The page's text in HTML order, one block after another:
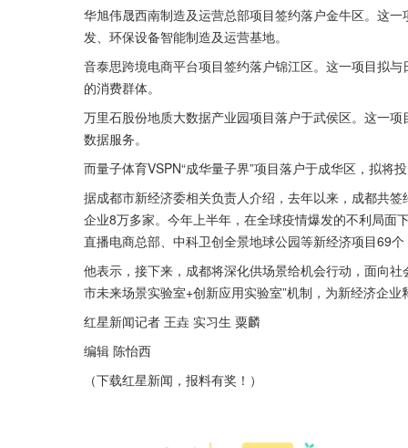
华旭伟晟西南制造及运营总部项目签约落户金牛区。这
发、环保设备智能制造及运营基地。
音泰思跨境电商平台项目签约落户锦江区。这一项目拟
的消费群体。
万里石股份地质大数据产业园项目落户于武侯区。这一
数据服务。
而量子体育VSPN“成华量子界”项目落户于成华区，拟将
据成都市新经济委相关负责人介绍，去年以来，成都共
企业8万多家。今年上半年，在全球疫情爆发的不利局面
直播电商总部、中科卫创全景地球公园等新经济项目69
他表示，接下来，成都将深化供场景给机会行动，面向
市未来场景实验室+创新应用实验室”机制，为新经济企
红星新闻记者 王垚 实习生 粟麟
编辑 陈怡西
（下载红星新闻，报料有奖！）